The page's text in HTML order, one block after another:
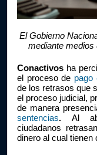
El Gobierno
mediante medios
Conactivos ha
el proceso de pago
de los retrasos que
el proceso judicial,
de manera
sentencias. Al
ciudadanos
dinero al cual tienen